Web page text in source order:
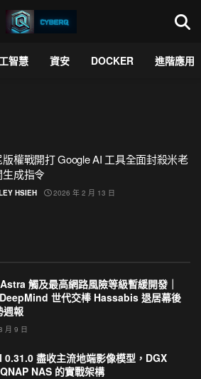
智慧 資安 DOCKER 進階應用
權戰開打 Google AI 工具全面封殺米老
生成指令
HSIEH 2026 年 2 月 13 日
觸及最高網路風險等級暫緩開發｜
世代交棒 Hassabis 退居幕後
週報
月 9 日
盡收主流地端影像模型，DGX
NAS 的實戰架構